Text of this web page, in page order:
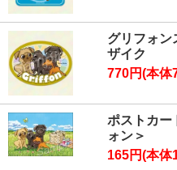
グリフォン
ザイク
770円(本体
ポストカー
ォン＞
165円(本体